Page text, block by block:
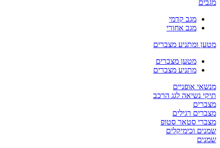
מגבים
מגב קדמי
מגב אחורי
מטען ומתניע מצברים
מטען מצברים
מתניע מצברים
מנשאי אופניים
תיקי נשיאה לגג הרכב
מצברים
מצברים רגילים
מצברי סטאר סטופ
שמנים וכימיקלים
שמנים